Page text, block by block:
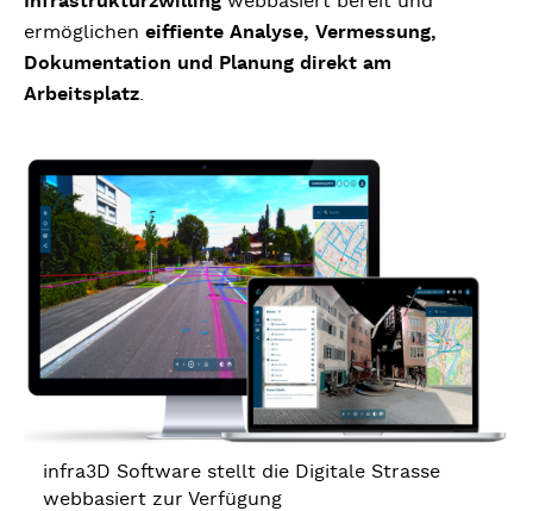
ermöglichen eiffiente Analyse, Vermessung,
Dokumentation und Planung direkt am
Arbeitsplatz.
infra3D Software stellt die Digitale Strasse
webbasiert zur Verfügung